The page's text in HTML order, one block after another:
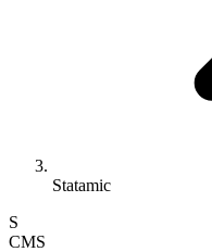
Statamic
S
CMS